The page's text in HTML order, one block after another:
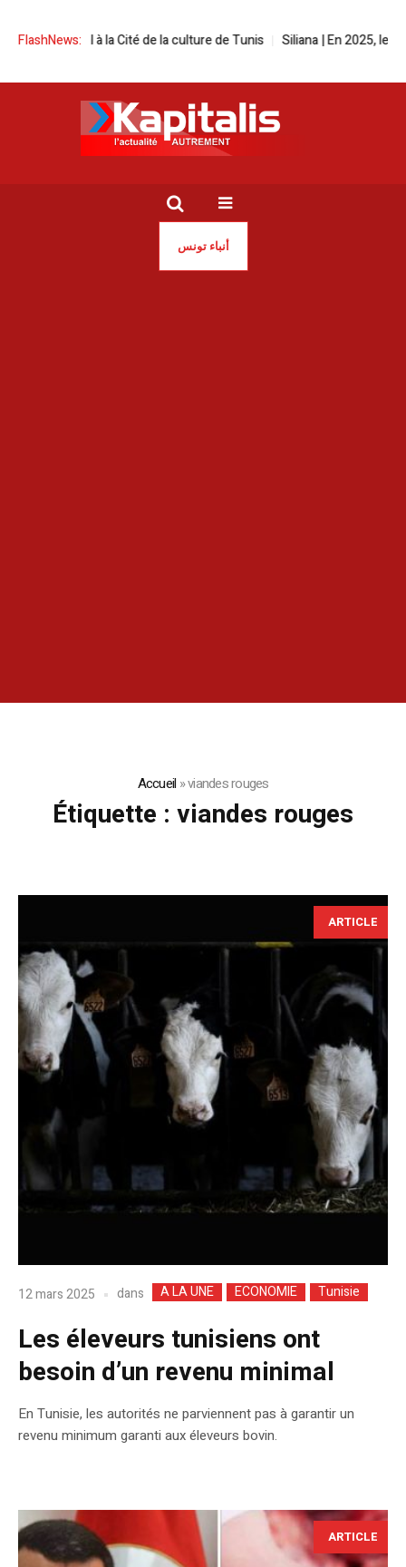
FlashNews:
festival à la Cité de la culture de Tunis Siliana | En 2025, les
أنباء تونس
Accueil »viandes rouges
Étiquette : viandes rouges
ARTICLE
12 mars 2025 dans A LA UNE ECONOMIE Tunisie
Les éleveurs tunisiens ont
besoin d’un revenu minimal
En Tunisie, les autorités ne parviennent pas à garantir un
revenu minimum garanti aux éleveurs bovin.
ARTICLE